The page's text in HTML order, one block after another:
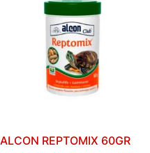
ALCON REPTOMIX 60GR